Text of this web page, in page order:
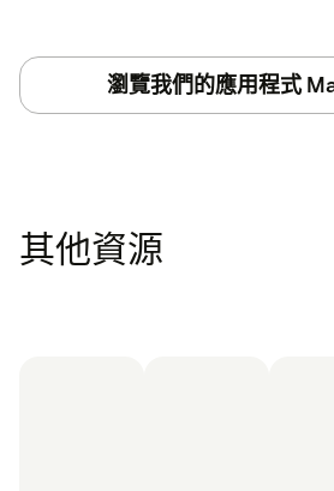
瀏覽我們的應用程式
其他資源